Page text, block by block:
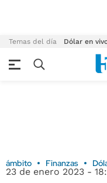
Temas del día Dólar en
ámbito Finanzas
23 de enero 2023 -